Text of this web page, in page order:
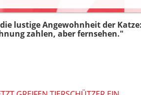
lustige Angewohnheit der
zahlen, aber fernsehen."